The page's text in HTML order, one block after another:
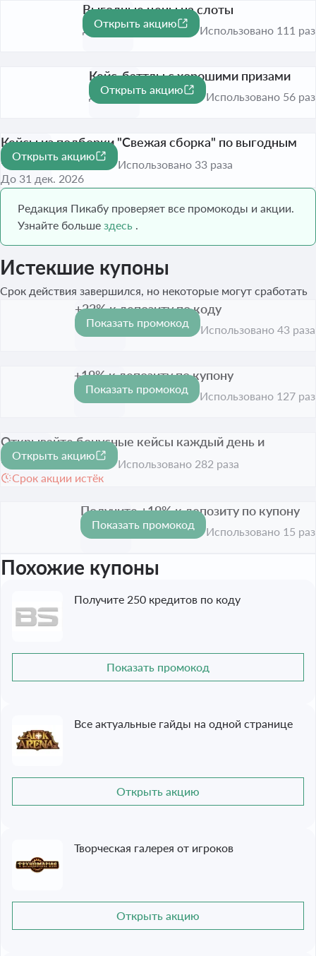
Выгодные цены на слоты
До 31 дек. 2026
Открыть акцию
Использовано 111 раз
Кейс-баттлы с хорошими призами
До 31 дек. 2026
Открыть акцию
Использовано 56 раз
Кейсы из подборки "Свежая сборка" по выгодным
ценам
До 31 дек. 2026
Открыть акцию
Использовано 33 раза
Редакция Пикабу проверяет все промокоды и акции.
Узнайте больше здесь .
Истекшие купоны
Срок действия завершился, но некоторые могут сработать
+22% к депозиту по коду
Срок акции истёк
Показать промокод
Использовано 43 раза
+19% к депозиту по купону
Срок акции истёк
Показать промокод
Использовано 127 раз
Открывайте бонусные кейсы каждый день и
получайте призы
Срок акции истёк
Открыть акцию
Использовано 282 раза
Получите +19% к депозиту по купону
Срок акции истёк
Показать промокод
Использовано 15 раз
Похожие купоны
Получите 250 кредитов по коду
Показать промокод
Все актуальные гайды на одной странице
Открыть акцию
Творческая галерея от игроков
Открыть акцию